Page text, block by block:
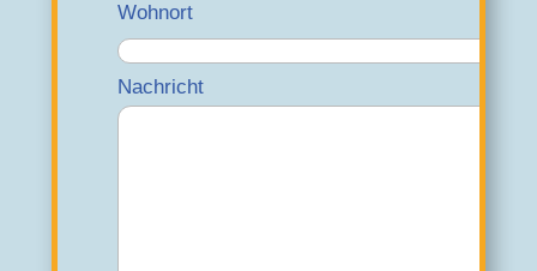
Wohnort
Nachricht